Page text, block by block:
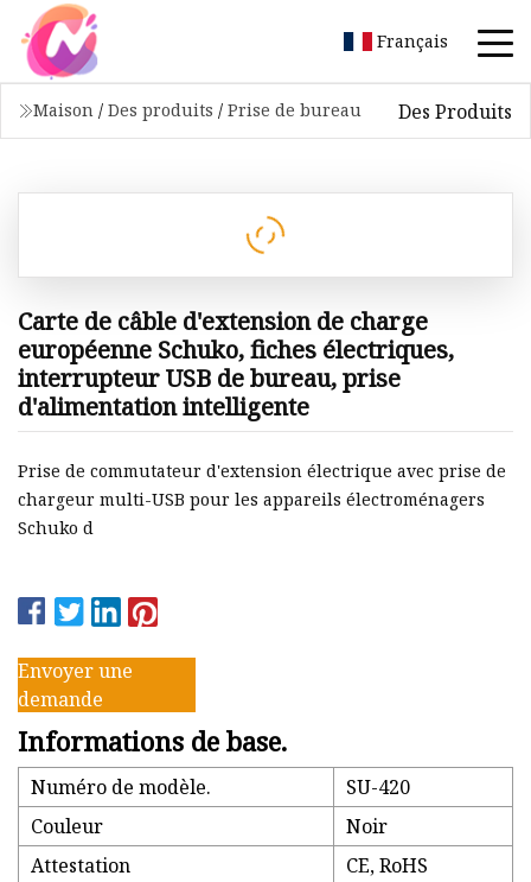
Français
Maison / Des produits / Prise de bureau Des Produits
Carte de câble d'extension de charge
européenne Schuko, fiches électriques,
interrupteur USB de bureau, prise
d'alimentation intelligente
Prise de commutateur d'extension électrique avec prise de
chargeur multi-USB pour les appareils électroménagers
Schuko d
Envoyer une
demande
Informations de base.
Numéro de modèle.
SU-420
Couleur
Noir
Attestation
CE, RoHS